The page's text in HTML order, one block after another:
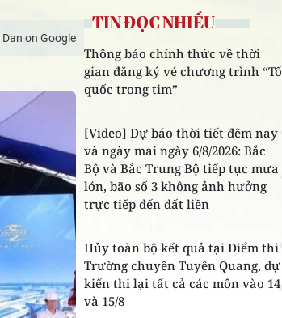
on Google
TIN ĐỌC NHIỀU
Thông báo chính thức về thời
gian đăng ký vé chương trình “Tổ
quốc trong tim”
[Video] Dự báo thời tiết đêm nay
và ngày mai ngày 6/8/2026: Bắc
Bộ và Bắc Trung Bộ tiếp tục mưa
lớn, bão số 3 không ảnh hưởng
trực tiếp đến đất liền
Hủy toàn bộ kết quả tại Điểm thi
Trường chuyên Tuyên Quang, dự
kiến thi lại tất cả các môn vào 14
và 15/8